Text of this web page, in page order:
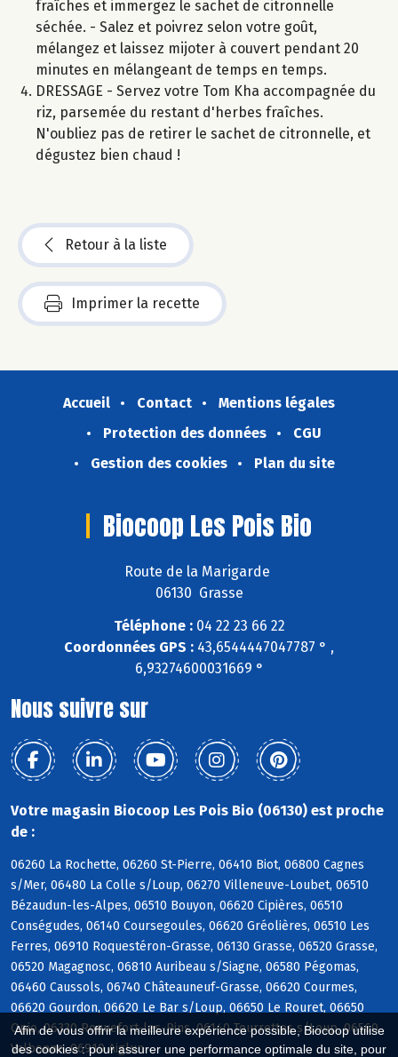
Afin de vous offrir la meilleure expérience possible, Biocoop utilise
des cookies : pour assurer une performance optimale du site, pour
fraîches et immergez le sachet de citronnelle
séchée. - Salez et poivrez selon votre goût,
mélangez et laissez mijoter à couvert pendant 20
minutes en mélangeant de temps en temps.
DRESSAGE - Servez votre Tom Kha accompagnée du
riz, parsemée du restant d'herbes fraîches.
N'oubliez pas de retirer le sachet de citronnelle, et
dégustez bien chaud !
Retour à la liste
Imprimer la recette
Accueil Contact
Mentions légales
Protection des données
CGU
Gestion des cookies
Plan du site
Biocoop Les Pois Bio
Route de la Marigarde
06130 Grasse
Téléphone :04 22 23 66 22
Coordonnées GPS : 43,6544447047787 ° ,
6,93274600031669 °
Nous suivre sur
Votre magasin Biocoop Les Pois Bio (06130) est proche
de :
06260 La Rochette, 06260 St-Pierre, 06410 Biot, 06800 Cagnes
s/Mer, 06480 La Colle s/Loup, 06270 Villeneuve-Loubet, 06510
Bézaudun-les-Alpes, 06510 Bouyon, 06620 Cipières, 06510
Conségudes, 06140 Coursegoules, 06620 Gréolières, 06510 Les
Ferres, 06910 Roquestéron-Grasse, 06130 Grasse, 06520 Grasse,
06520 Magagnosc, 06810 Auribeau s/Siagne, 06580 Pégomas,
06460 Caussols, 06740 Châteauneuf-Grasse, 06620 Courmes,
06620 Gourdon, 06620 Le Bar s/Loup, 06650 Le Rouret, 06650
Opio, 06330 Roquefort-les-Pins, 06140 Tourrettes s/Loup, 06560
Valbonne, 06910 Aiglun